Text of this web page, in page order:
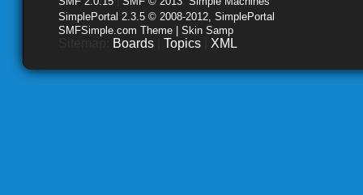
SimplePortal 2.3.5 © 2008-2012, SimplePortal
SMFSimple.com Theme | Skin Samp
Boards Topics XML